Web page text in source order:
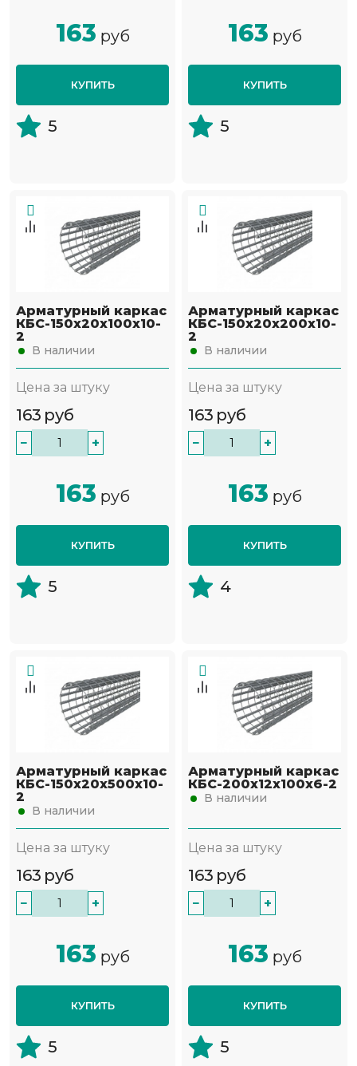
163 руб
КУПИТЬ
5
163 руб
КУПИТЬ
5
Арматурный каркас
КБС-150х20х100х10-
2
В наличии
Цена за штуку
163 руб
− +
163 руб
КУПИТЬ
5
Арматурный каркас
КБС-150х20х200х10-
2
В наличии
Цена за штуку
163 руб
− +
163 руб
КУПИТЬ
4
Арматурный каркас
КБС-150х20х500х10-
2
В наличии
Цена за штуку
163 руб
− +
163 руб
КУПИТЬ
5
Арматурный каркас
КБС-200х12х100х6-2
В наличии
Цена за штуку
163 руб
− +
163 руб
КУПИТЬ
5